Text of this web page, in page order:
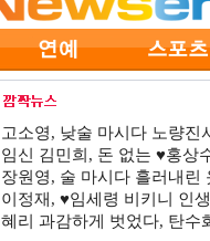
고소영, 낮술 마시다 노량진
임신 김민희, 돈 없는 ♥홍상
장원영, 술 마시다 흘러내
이정재, ♥임세령 비키니 인
혜리 과감하게 벗었다, 탄수